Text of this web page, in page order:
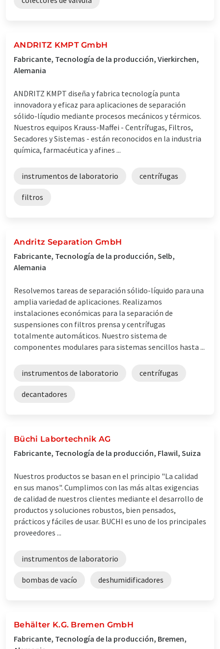
ANDRITZ KMPT GmbH
Fabricante, Tecnología de la producción, Vierkirchen,
Alemania
ANDRITZ KMPT diseña y fabrica tecnología punta
innovadora y eficaz para aplicaciones de separación
sólido-líqudio mediante procesos mecánicos y térmicos.
Nuestros equipos Krauss-Maffei - Centrífugas, Filtros,
Secadores y Sistemas - están reconocidos en la industria
química, farmacéutica y afines ...
instrumentos de laboratorio centrífugas
filtros
Andritz Separation GmbH
Fabricante, Tecnología de la producción, Selb,
Alemania
Resolvemos tareas de separación sólido-líquido para una
amplia variedad de aplicaciones. Realizamos
instalaciones económicas para la separación de
suspensiones con filtros prensa y centrífugas
totalmente automáticos. Nuestro sistema de
componentes modulares para sistemas sencillos hasta ...
instrumentos de laboratorio centrífugas
decantadores
Büchi Labortechnik AG
Fabricante, Tecnología de la producción, Flawil, Suiza
Nuestros productos se basan en el principio "La calidad
en sus manos". Cumplimos con las más altas exigencias
de calidad de nuestros clientes mediante el desarrollo de
productos y soluciones robustos, bien pensados,
prácticos y fáciles de usar. BUCHI es uno de los principales
proveedores ...
instrumentos de laboratorio
bombas de vacío deshumidificadores
Behälter K.G. Bremen GmbH
Fabricante, Tecnología de la producción, Bremen,